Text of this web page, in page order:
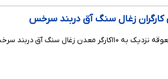
کارگران زغال سنگ آق دربند سرخس
دربند سرخس هنوز ادامه دارد.